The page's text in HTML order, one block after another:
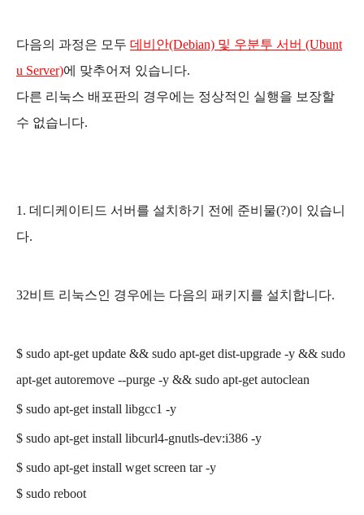
다음의 과정은 모두 데비안(Debian) 및 우분투 서버 (Ubunt
u Server)에 맞추어져 있습니다.
다른 리눅스 배포판의 경우에는 정상적인 실행을 보장할
수 없습니다.
1. 데디케이티드 서버를 설치하기 전에 준비물(?)이 있습니
다.
32비트 리눅스인 경우에는 다음의 패키지를 설치합니다.
$ sudo apt-get update && sudo apt-get dist-upgrade -y && sudo
apt-get autoremove --purge -y && sudo apt-get autoclean
$ sudo apt-get install libgcc1 -y
$ sudo apt-get install libcurl4-gnutls-dev:i386 -y
$ sudo apt-get install wget screen tar-y
$ sudo reboot